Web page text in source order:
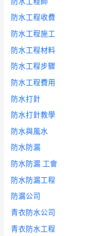
防水工程收費
防水工程施工
防水工程材料
防水工程步驟
防水工程費用
防水打針
防水打針教學
防水與風水
防水防漏
防水防漏 工會
防水防漏工程
防漏公司
青衣防水公司
青衣防水工程